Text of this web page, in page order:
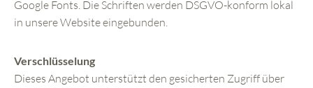
Google Fonts. Die Schriften werden DSGVO-konform lokal
in unsere Website eingebunden.
Verschlüsselung
Dieses Angebot unterstützt den gesicherten Zugriff über